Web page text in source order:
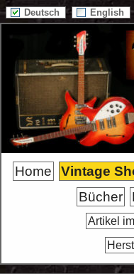
Deutsch English
Home Vintage
Bücher
Artikel